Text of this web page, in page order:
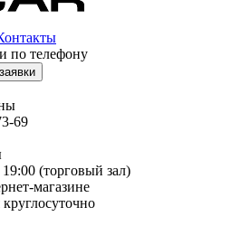
по телефону
69
(торговый зал)
магазине